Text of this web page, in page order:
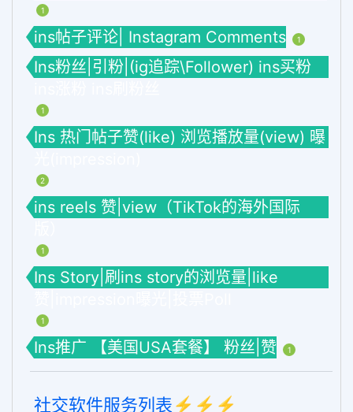
1
ins帖子评论| Instagram Comments 1
Ins粉丝|引粉|(ig追踪\Follower) ins买粉
1
Ins 热门帖子赞(like) 浏览播放量(view) 曝
2
ins reels 赞|view（TikTok的海外国际
1
Ins Story|刷ins story的浏览量|like
1
Ins推广 【美国USA套餐】 粉丝|赞 1
社交软件服务列表⚡️⚡️⚡️